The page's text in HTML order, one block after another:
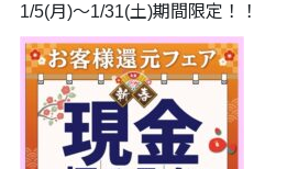
1/5(月)～1/31(土)期間限定！！